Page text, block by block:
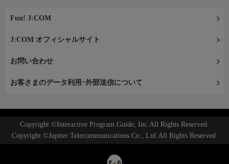
Fun! J:COM
J:COM オフィシャルサイト
お問い合わせ
お客さまのデータ利用･外部送信について
Copyright ©Interactive Program Guide, Inc.All Rights Reserved.
Copyright ©Jupiter Telecommunications Co., Ltd.All Rights Reserved.